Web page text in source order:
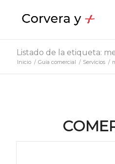
Listado de la etiqueta:
Inicio / Guía comercial / Servicios /